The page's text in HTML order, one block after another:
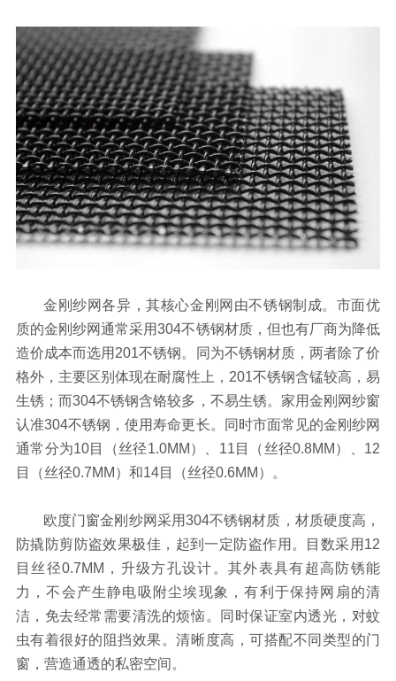
金刚纱网各异，其核心金刚网由不锈钢制成。市面优
质的金刚纱网通常采用304不锈钢材质，但也有厂商为降低
造价成本而选用201不锈钢。同为不锈钢材质，两者除了价
格外，主要区别体现在耐腐性上，201不锈钢含锰较高，易
生锈；而304不锈钢含铬较多，不易生锈。家用金刚网纱窗
认准304不锈钢，使用寿命更长。同时市面常见的金刚纱网
通常分为10目（丝径1.0MM）、11目（丝径0.8MM）、12
目（丝径0.7MM）和14目（丝径0.6MM）。
欧度门窗金刚纱网采用304不锈钢材质，材质硬度高，
防撬防剪防盗效果极佳，起到一定防盗作用。目数采用12
目丝径0.7MM，升级方孔设计。其外表具有超高防锈能
力，不会产生静电吸附尘埃现象，有利于保持网扇的清
洁，免去经常需要清洗的烦恼。同时保证室内透光，对蚊
虫有着很好的阻挡效果。清晰度高，可搭配不同类型的门
窗，营造通透的私密空间。